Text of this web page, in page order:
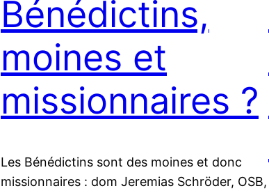
Bénédictins,
moines et
missionnaires ?
Les Bénédictins sont des moines et donc
missionnaires : dom Jeremias Schröder, OSB,